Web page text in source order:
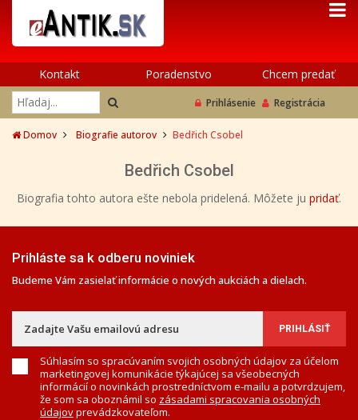
Kontakt Poradenstvo Chcem predať
Prihlásenie Registrácia
Domov Biografie autorov Bedřich Csobel
Bedřich Csobel
Biografia tohto autora ešte nebola pridelená. Môžete ju pridať.
Prihláste sa k odberu noviniek
Budeme Vám zasielať informácie o nových aukciách a dielach.
Súhlasím so spracúvaním svojich osobných údajov za účelom
marketingovej komunikácie týkajúcej sa všeobecných
informácií o novinkách prostredníctvom e-mailu a potvrdzujem,
že som sa oboznámil so zásadami spracovania osobných
údajovprevádzkovateľom.